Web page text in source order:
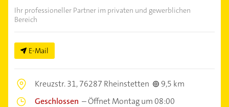
Ihr professioneller Partner im privaten und gewerblichen
Bereich
E-Mail
Kreuzstr. 31,76287 Rheinstetten
9,5 km
Geschlossen –Öffnet Montag um 08:00